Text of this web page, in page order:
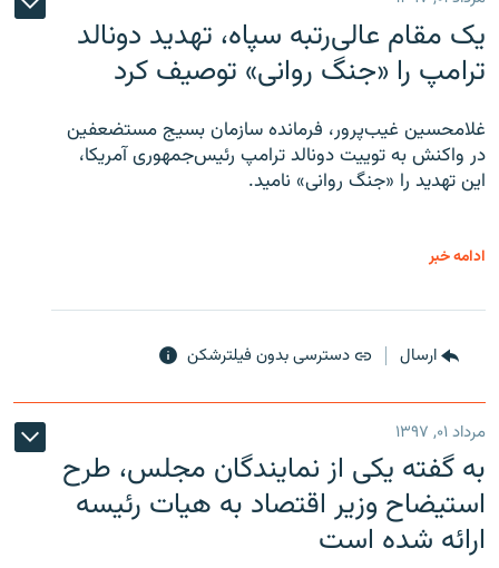
یک مقام عالی‌رتبه سپاه، تهدید دونالد
ترامپ را «جنگ روانی» توصیف کرد
غلامحسین غیب‌پرور، فرمانده سازمان بسیج مستضعفین
در واکنش به توییت دونالد ترامپ رئیس‌جمهوری آمریکا،
این تهدید را «جنگ روانی» نامید.
ادامه خبر
ارسال دسترسی بدون فیلترشکن
مرداد ۰۱, ۱۳۹۷
به گفته یکی از نمایندگان مجلس، طرح
استیضاح وزیر اقتصاد به هیات رئیسه
ارائه شده است